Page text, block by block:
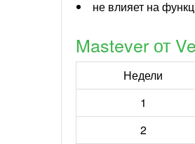
не влияет на
Mastever от
Недели
1
2